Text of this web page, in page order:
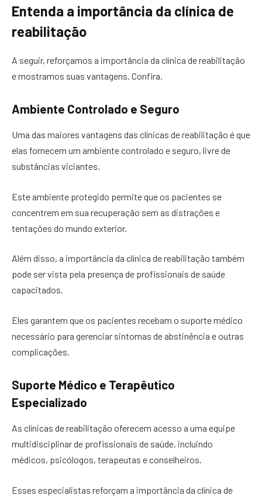
Entenda a importância da clínica de
reabilitação
A seguir, reforçamos a importância da clínica de reabilitação
e mostramos suas vantagens. Confira.
Ambiente Controlado e Seguro
Uma das maiores vantagens das clínicas de reabilitação é que
elas fornecem um ambiente controlado e seguro, livre de
substâncias viciantes.
Este ambiente protegido permite que os pacientes se
concentrem em sua recuperação sem as distrações e
tentações do mundo exterior.
Além disso, a importância da clínica de reabilitação também
pode ser vista pela presença de profissionais de saúde
capacitados.
Eles garantem que os pacientes recebam o suporte médico
necessário para gerenciar sintomas de abstinência e outras
complicações.
Suporte Médico e Terapêutico
Especializado
As clínicas de reabilitação oferecem acesso a uma equipe
multidisciplinar de profissionais de saúde, incluindo
médicos, psicólogos, terapeutas e conselheiros.
Esses especialistas reforçam a importância da clínica de